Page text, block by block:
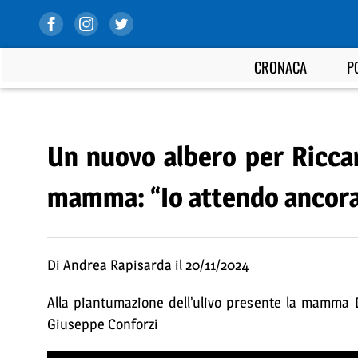
CRONACA
Un nuovo albero per
mamma: “Io attendo
Di Andrea Rapisarda il 20/11/2024
Alla piantumazione dell’ulivo presente la
Giuseppe Conforzi